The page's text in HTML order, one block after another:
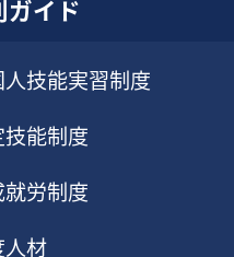
ガイド
技能実習制度
能制度
労制度
材